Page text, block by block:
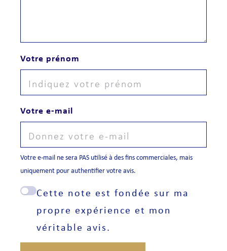
Votre prénom
Votre e-mail
Votre e-mail ne sera PAS utilisé à des fins commerciales, mais
uniquement pour authentifier votre avis.
Cette note est fondée sur ma
propre expérience et mon
véritable avis.